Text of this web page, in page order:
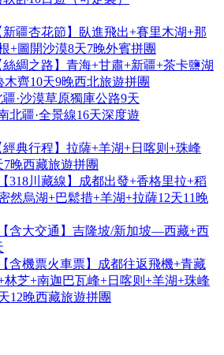
新疆杏花節】臥進飛出+賽里木湖+那
+圖開沙漠8天7晚外賓拼團
絲綢之路】青海+甘肅+新疆+茶卡鹽湖
木齊10天9晚西北旅遊拼團
疆·沙漠草原獨庫公路9天
北疆·全景線16天深度遊
經典行程】拉薩+羊湖+日喀则+珠峰
7晚西藏旅遊拼團
318川藏線】成都出發+香格里拉+稻
然烏湖+巴鬆措+羊湖+拉薩12天11晚
含大交通】吉隆坡/新加坡—西藏+西
含機票火車票】成都往返飛機+青藏
林芝+南迦巴瓦峰+日喀则+羊湖+珠峰
12晚西藏旅遊拼團